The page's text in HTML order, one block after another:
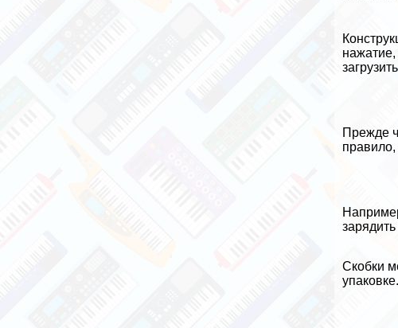
Прежде
правило,
Скобки
упаковке.